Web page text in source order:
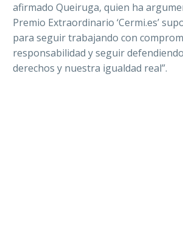
afirmado Queiruga, quien ha
Premio Extraordinario ‘Cermi.es’
para seguir trabajando con
responsabilidad y seguir
derechos y nuestra igualdad real”.